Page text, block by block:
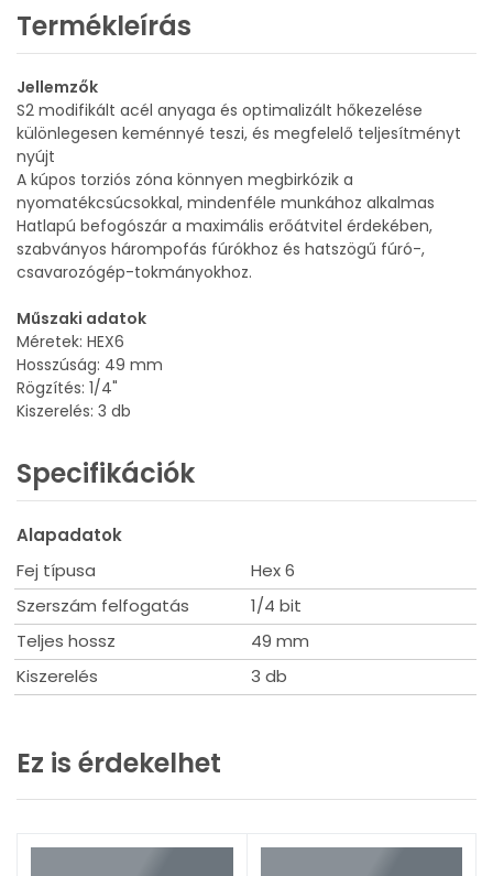
Termékleírás
Jellemzők
S2 modifikált acél anyaga és optimalizált hőkezelése
különlegesen keménnyé teszi, és megfelelő teljesítményt
nyújt
A kúpos torziós zóna könnyen megbirkózik a
nyomatékcsúcsokkal, mindenféle munkához alkalmas
Hatlapú befogószár a maximális erőátvitel érdekében,
szabványos hárompofás fúrókhoz és hatszögű fúró-,
csavarozógép-tokmányokhoz.
Műszaki adatok
Méretek: HEX6
Hosszúság: 49 mm
Rögzítés: 1/4"
Kiszerelés: 3 db
Specifikációk
Alapadatok
Fej típusa
Hex 6
Szerszám felfogatás
1/4 bit
Teljes hossz
49 mm
Kiszerelés
3 db
Ez is érdekelhet